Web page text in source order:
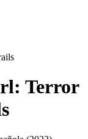
Terror